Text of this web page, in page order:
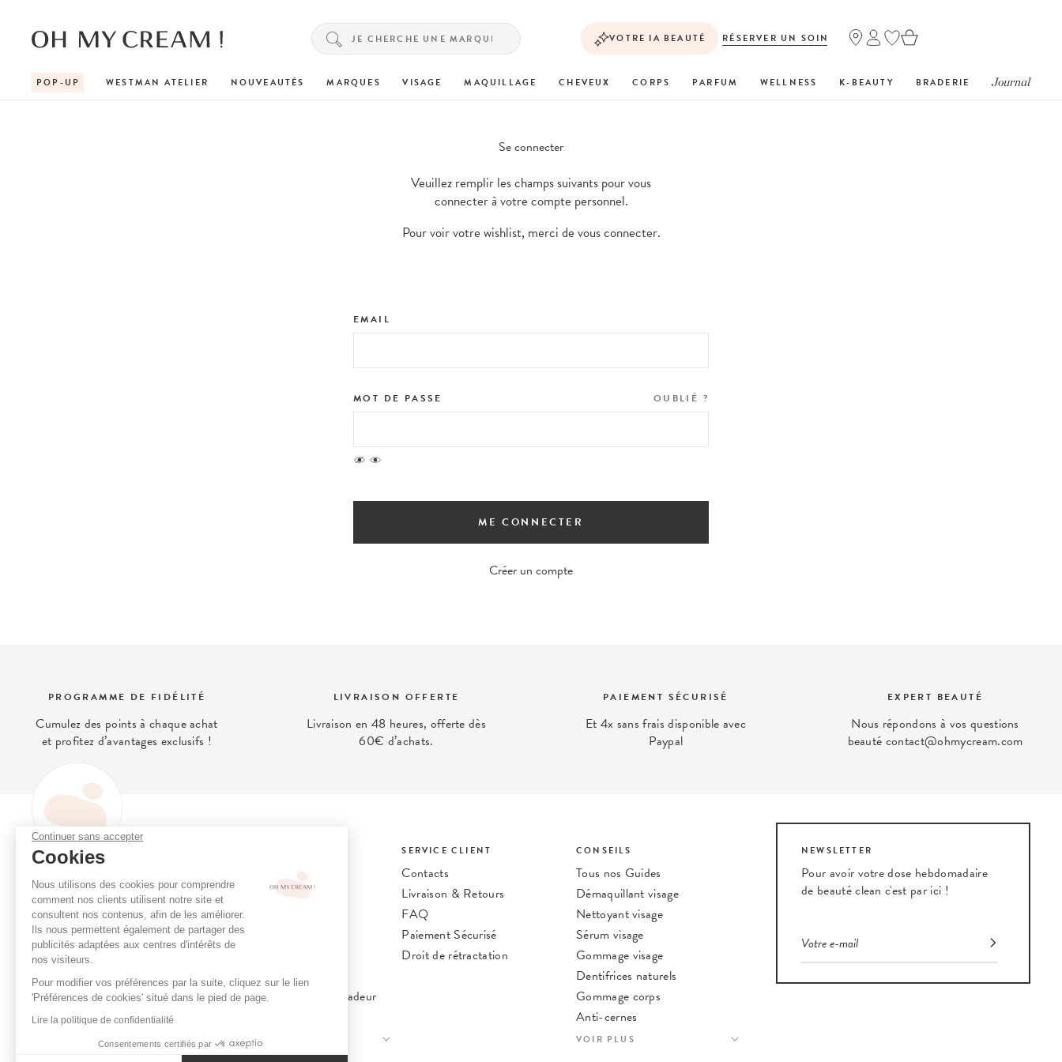
Continuer sans accepter
Cookies
Nous utilisons des cookies pour comprendre
comment nos clients utilisent notre site et
consultent nos contenus, afin de les améliorer.
Ils nous permettent également de partager des
publicités adaptées aux centres d'intérêts de
nos visiteurs.
Pour modifier vos préférences par la suite, cliquez sur le lien
'Préférences de cookies' situé dans le pied de page.
Lire la politique de confidentialité
Consentements certifiés par
VOTRE IA BEAUTÉ RÉSERVER UN SOIN
POP-UP WESTMAN ATELIER NOUVEAUTÉS MARQUES VISAGE MAQUILLAGE CHEVEUX CORPS PARFUM WELLNESS K-BEAUTY BRADERIE Journal
Se connecter
Veuillez remplir les champs suivants pour vous
connecter à votre compte personnel.
Pour voir votre wishlist, merci de vous connecter.
EMAIL
MOT DE PASSE OUBLIÉ ?
ME CONNECTER
Créer un compte
PROGRAMME DE FIDÉLITÉ
Cumulez des points à chaque achat
et profitez d’avantages exclusifs !
LIVRAISON OFFERTE
Livraison en 48 heures, offerte dès
60€ d’achats.
PAIEMENT SÉCURISÉ
Et 4x sans frais disponible avec
Paypal
EXPERT BEAUTÉ
Nous répondons à vos questions
beauté contact@ohmycream.com
de la beauté alternative qui prend
soin de vous et de votre peau.
Programme de fidélité
Consultation en ligne
Réserver un soin
Boutiques
Cartes Cadeaux
Le Programme Ambassadeur
Chartes de Sélection
VOIR PLUS
SERVICE CLIENT
Contacts
Livraison & Retours
FAQ
Paiement Sécurisé
Droit de rétractation
CONSEILS
Tous nos Guides
Démaquillant visage
Nettoyant visage
Sérum visage
Gommage visage
Dentifrices naturels
Gommage corps
Anti-cernes
Nos meilleures astuces beauté
VOIR PLUS
NEWSLETTER
Pour avoir votre dose hebdomadaire
de beauté clean c'est par ici !